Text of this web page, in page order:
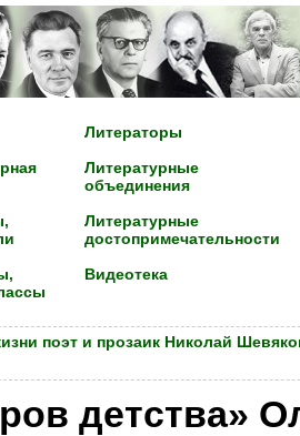
Литераторы
Литературные
объединения
Литературные
достопримечательности
Видеотека
поэт и прозаик Николай
детства»